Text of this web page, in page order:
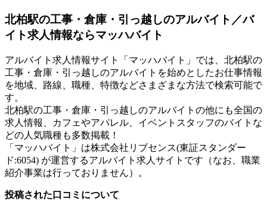
北柏駅の工事・倉庫・引っ越しのアルバイト／バ
イト求人情報ならマッハバイト
アルバイト求人情報サイト「マッハバイト」では、北柏駅の
工事・倉庫・引っ越しのアルバイトを始めとしたお仕事情報
を地域、路線、職種、特徴などさまざまな方法で検索可能で
す。
北柏駅の工事・倉庫・引っ越しのアルバイトの他にも全国の
求人情報、カフェやアパレル、イベントスタッフのバイトな
どの人気職種も多数掲載！
「マッハバイト」は株式会社リブセンス(東証スタンダー
ド:6054) が運営するアルバイト求人サイトです（なお、職業
紹介事業は行っておりません）。
投稿された口コミについて